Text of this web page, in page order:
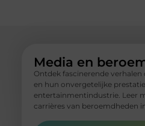
Media en
Ontdek fascinerende
en hun onvergetelijke
entertainmentindustrie. Leer
carrières van beroemdheden